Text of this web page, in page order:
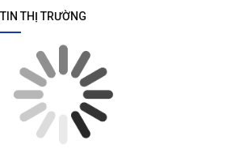
THỊ TRƯỜNG